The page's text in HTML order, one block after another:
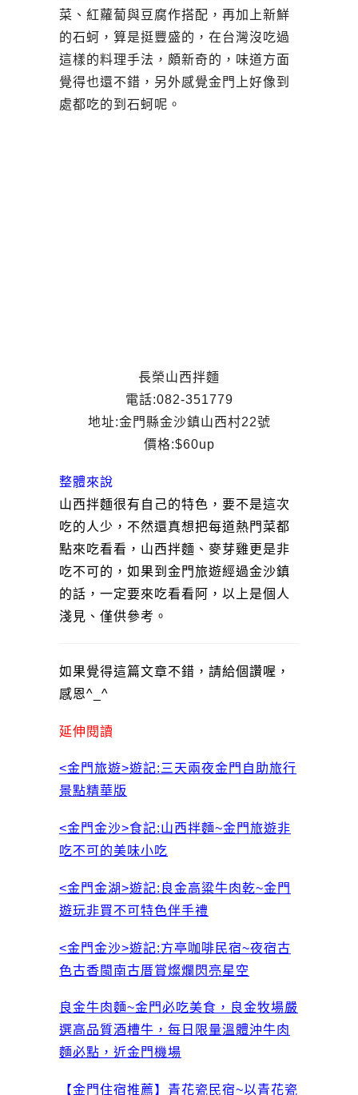
菜、紅蘿蔔與豆腐作搭配，再加上新鮮
的石蚵，算是挺豐盛的，在台灣沒吃過
這樣的料理手法，頗新奇的，味道方面
覺得也還不錯，另外感覺金門上好像到
處都吃的到石蚵呢。
長榮山西拌麵
電話:082-351779
地址:金門縣金沙鎮山西村22號
價格:$60up
整體來說
山西拌麵很有自己的特色，要不是這次
吃的人少，不然還真想把每道熱門菜都
點來吃看看，山西拌麵、麥芽雞更是非
吃不可的，如果到金門旅遊經過金沙鎮
的話，一定要來吃看看阿，以上是個人
淺見、僅供參考。
如果覺得這篇文章不錯，請給個讚喔，
感恩^_^
延伸閱讀
<金門旅遊>遊記:三天兩夜金門自助旅行
景點精華版
<金門金沙>食記:山西拌麵~金門旅遊非
吃不可的美味小吃
<金門金湖>遊記:良金高粱牛肉乾~金門
遊玩非買不可特色伴手禮
<金門金沙>遊記:方亭咖啡民宿~夜宿古
色古香閩南古厝賞燦爛閃亮星空
良金牛肉麵~金門必吃美食，良金牧場嚴
選高品質酒槽牛，每日限量溫體沖牛肉
麵必點，近金門機場
【金門住宿推薦】青花瓷民宿~以青花瓷